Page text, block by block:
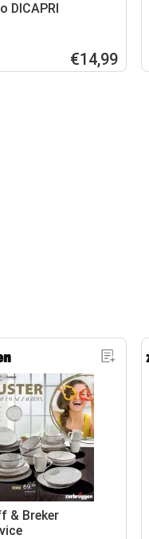
DICAPRI
€14,99
& Breker